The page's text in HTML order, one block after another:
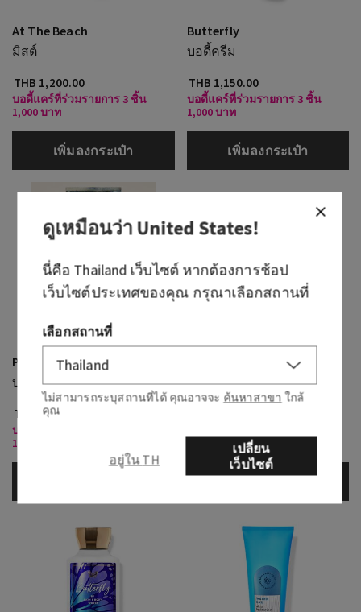
At The Beach
มิสต์
THB 1,200.00
บอดี้แคร์ที่ร่วมรายการ 3 ชิ้น
1,000 บาท
เพิ่มลงกระเป๋า
Butterfly
บอดี้ครีม
THB 1,150.00
บอดี้แคร์ที่ร่วมรายการ 3 ชิ้น
1,000 บาท
เพิ่มลงกระเป๋า
Platinum
บอดี้ครีม
THB 1,150.00
บอดี้แคร์ที่ร่วมรายการ 3 ชิ้น
1,000 บาท
สบู่อาบน้ำ
1,000 บาท
ดูเหมือนว่าUnited States!
นี่คือ Thailand เว็บไซต์ หากต้องการช้อป
เว็บไซต์ประเทศของคุณ กรุณาเลือกสถานที่
เลือกสถานที่
ไม่สามารถระบุสถานที่ได้ คุณอาจจะ ค้นหาสาขา ใกล้
คุณ
อยู่ใน TH
เปลี่ยน
เว็บไซต์